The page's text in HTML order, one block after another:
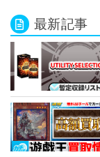
最新記事